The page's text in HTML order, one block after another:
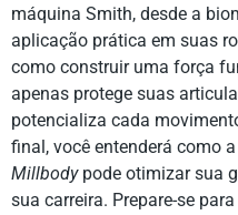
máquina Smith, desde a
aplicação prática em suas
como construir uma força
apenas protege suas
potencializa cada
final, você entenderá como
Millbodypode otimizar sua
sua carreira. Prepare-se